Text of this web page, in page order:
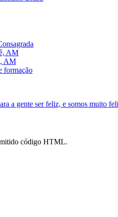
AM
AM
formação
a gente ser feliz, e somos muito
código HTML.